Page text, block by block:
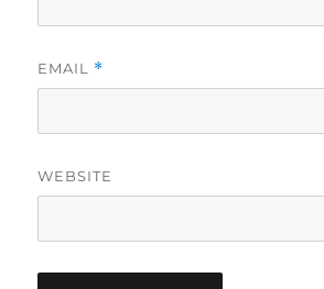
EMAIL *
WEBSITE